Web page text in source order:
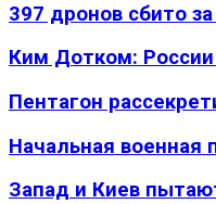
397 дронов сбито
Ким Дотком:
Пентагон
Начальная военная
Запад и Киев